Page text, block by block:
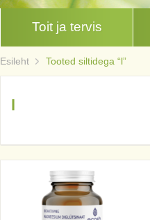
Toit ja tervis
Esileht Tooted siltidega “l”
l